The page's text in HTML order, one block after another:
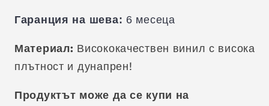
Гаранция на шева: 6 месеца
Материал: Висококачествен винил с висока
плътност и дунапрен!
Продуктът може да се купи на